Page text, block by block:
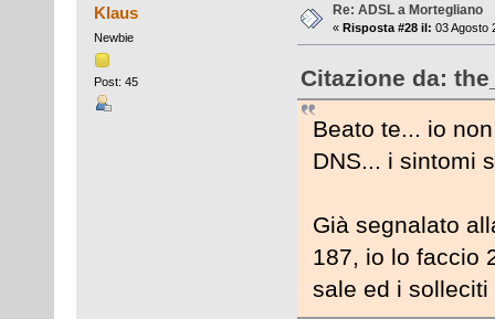
Klaus
Newbie
Post: 45
Re: ADSL a Mortegliano
« Risposta #28 il: 03 Agosto
Citazione da:
Beato te... io
DNS... i sintomi
Già segnalato
187, io lo faccio
sale ed i solleciti